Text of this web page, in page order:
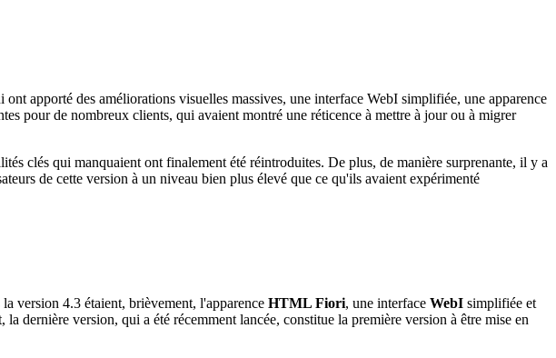
ont apporté des améliorations visuelles massives, une interface WebI simplifiée, une apparence
pour de nombreux clients, qui avaient montré une réticence à mettre à jour ou à migrer
clés qui manquaient ont finalement été réintroduites. De plus, de manière surprenante, il y a
de cette version à un niveau bien plus élevé que ce qu'ils avaient expérimenté
la version 4.3 étaient, brièvement, l'apparence HTML Fiori, une interface WebI simplifiée et
la dernière version, qui a été récemment lancée, constitue la première version à être mise en